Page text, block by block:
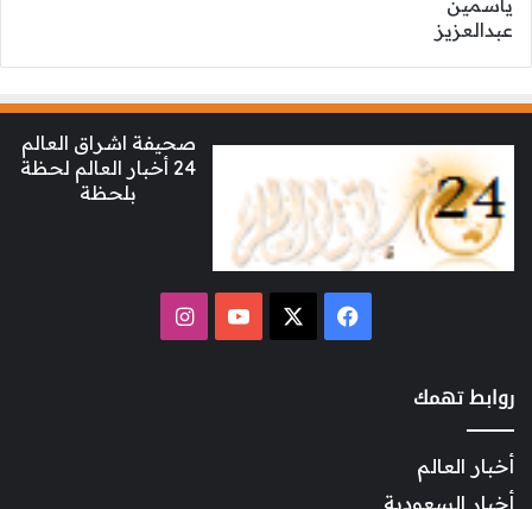
صحيفة اشراق العالم
24 أخبار العالم لحظة
بلحظة
فيسبوك ‫YouTubeانستقرام
روابط تهمك
أخبار العالم
أخبار السعودية